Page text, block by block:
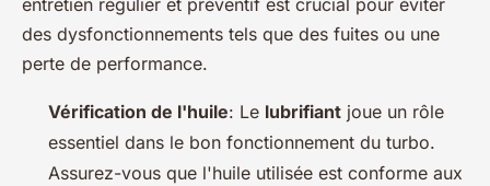
entretien régulier et préventif est crucial pour éviter
des dysfonctionnements tels que des fuites ou une
perte de performance.
Vérification de l'huile: Le lubrifiant joue un rôle
essentiel dans le bon fonctionnement du turbo.
Assurez-vous que l'huile utilisée est conforme aux